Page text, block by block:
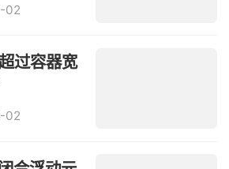
02
过容器宽
02